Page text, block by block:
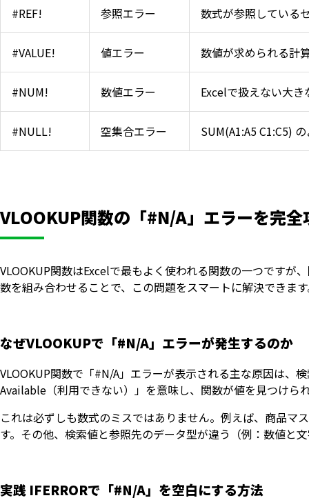
#REF! 参照エラー 数式が参照している
#VALUE! 値エラー 数値が求められる計
#NUM! 数値エラー Excelで扱えない大
#NULL! 空集合エラー SUM(A1:A5 C1:C5)
VLOOKUP関数の「#N/A」エラーを完全
VLOOKUP関数はExcelで最もよく使われる関数の一つですが
数を組み合わせることで、この問題をスマートに解決できま
なぜVLOOKUPで「#N/A」エラーが発生するのか
VLOOKUP関数で「#N/A」エラーが表示される主な原因は、
Available（利用できない）」を意味し、関数が値を見つけら
これは必ずしも数式のミスではありません。例えば、商品マ
す。その他、検索値と参照先のデータ型が違う（例：数値と
実践 IFERRORで「#N/A」を空白にする方法